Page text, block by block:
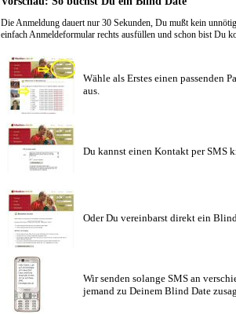
Die Anmeldung dauert nur 30 Sekunden, Du mußt kein
einfach Anmeldeformular rechts ausfüllen und schon bist Du
Wähle als Erstes einen passenden
aus.
Du kannst einen Kontakt per SMS
Oder Du vereinbarst direkt ein
Wir senden solange SMS an
jemand zu Deinem Blind Date